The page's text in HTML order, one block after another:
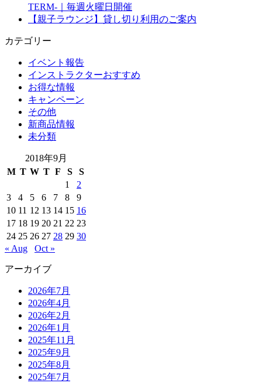
TERM-｜毎週火曜日開催
【親子ラウンジ】貸し切り利用のご案内
カテゴリー
イベント報告
インストラクターおすすめ
お得な情報
キャンペーン
その他
新商品情報
未分類
2018年9月
M T W T F S
S
1
2
3
4 5 6 7 8
9
10 11 12 13 14 15 16
17 18 19 20 21 22 23
24 25 26 27 28 29 30
« Aug
Oct »
アーカイブ
2026年7月
2026年4月
2026年2月
2026年1月
2025年11月
2025年9月
2025年8月
2025年7月